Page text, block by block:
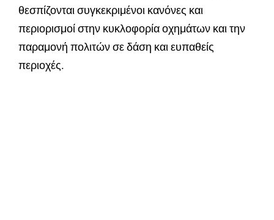
θεσπίζονται συγκεκριμένοι κανόνες και
περιορισμοί στην κυκλοφορία οχημάτων και την
παραμονή πολιτών σε δάση και ευπαθείς
περιοχές.